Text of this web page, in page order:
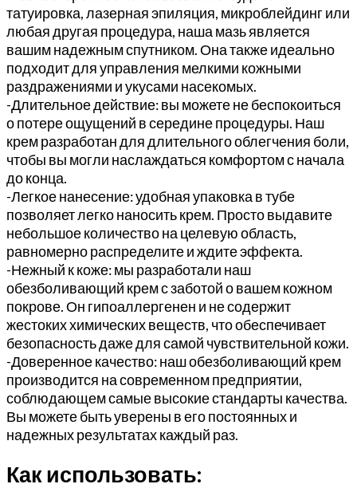
татуировка, лазерная эпиляция, микроблейдинг или
любая другая процедура, наша мазь является
вашим надежным спутником. Она также идеально
подходит для управления мелкими кожными
раздражениями и укусами насекомых.
-Длительное действие: вы можете не беспокоиться
о потере ощущений в середине процедуры. Наш
крем разработан для длительного облегчения боли,
чтобы вы могли наслаждаться комфортом с начала
до конца.
-Легкое нанесение: удобная упаковка в тубе
позволяет легко наносить крем. Просто выдавите
небольшое количество на целевую область,
равномерно распределите и ждите эффекта.
-Нежный к коже: мы разработали наш
обезболивающий крем с заботой о вашем кожном
покрове. Он гипоаллергенен и не содержит
жестоких химических веществ, что обеспечивает
безопасность даже для самой чувствительной кожи.
-Доверенное качество: наш обезболивающий крем
производится на современном предприятии,
соблюдающем самые высокие стандарты качества.
Вы можете быть уверены в его постоянных и
надежных результатах каждый раз.
Как использовать: